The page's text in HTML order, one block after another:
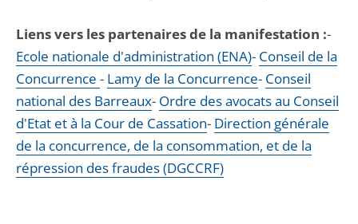
Liens vers les partenaires de la manifestation :-
Ecole nationale d'administration (ENA)- Conseil de la
Concurrence - Lamy de la Concurrence- Conseil
national des Barreaux- Ordre des avocats au Conseil
d'Etat et à la Cour de Cassation- Direction générale
de la concurrence, de la consommation, et de la
répression des fraudes (DGCCRF)